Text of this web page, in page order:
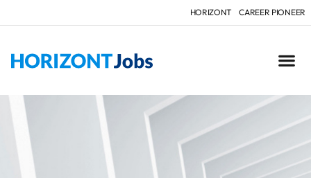
HORIZONT CAREER PIONEER